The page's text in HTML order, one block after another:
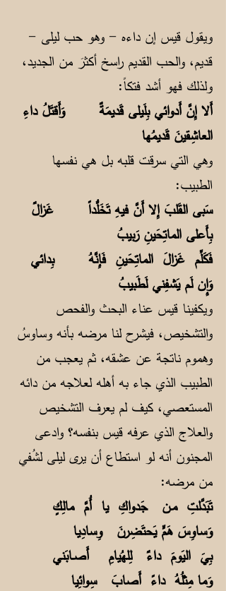
ويقول قيس إن داءه - وهو حب ليلى -
قديم، والحب القديم راسخ أكثرَ من الجديد،
ولذلك فهو أشد فتكاً:
أَلا إِنَّ أَدوائي بِلَيلى قَديمَةٌ وَأَقتَلُ داءِ
العاشِقينَ قَديمُها
وهي التي سرقت قلبه بل هي نفسها
الطبيب:
سَبى القَلبَ إِلا أَنَّ فيهِ تَخَلُّداً غَزالٌ
بِأَعلى الماتِحَينِ رَبيبُ
فَكَلِّم غَزالَ الماتِحَينِ فَإِنَّهُ بِدائي
وَإِن لَم يَشفِني لَطَبيبُ
ويكفينا قيس عناء البحث والفحص
والتشخيص، فيشرح لنا مرضه بأنه وساوسُ
وهموم ناتجة عن عشقه، ثم يعجب من
الطبيب الذي جاء به أهله لعلاجه من دائه
المستعصي، كيف لم يعرف التشخيص
والعلاج الذي عرفه قيس بنفسه؟ وادعى
المجنون أنه لو استطاع أن يرى ليلى لشُفي
من مرضه:
تَبَدَّلتِ مـن جَدواكِ يا أُمَّ مالِكٍ
وَساوِسَ هَمٍّ يَحتَضِرنَ وِسادِيا
بِيَ اليَومَ داءٌ لِلهُيامِ أَصـابَني
وَما مِثلُهُ داءً أَصابَ سِوائِيا